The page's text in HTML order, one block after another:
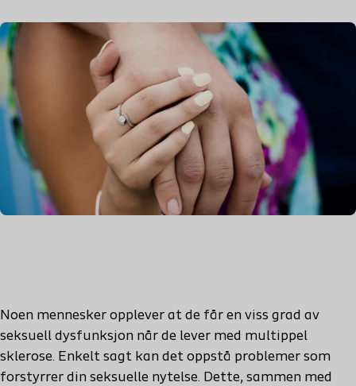
Noen mennesker opplever at de får en viss grad av
seksuell dysfunksjon når de lever med multippel
sklerose. Enkelt sagt kan det oppstå problemer som
forstyrrer din seksuelle nytelse. Dette, sammen med